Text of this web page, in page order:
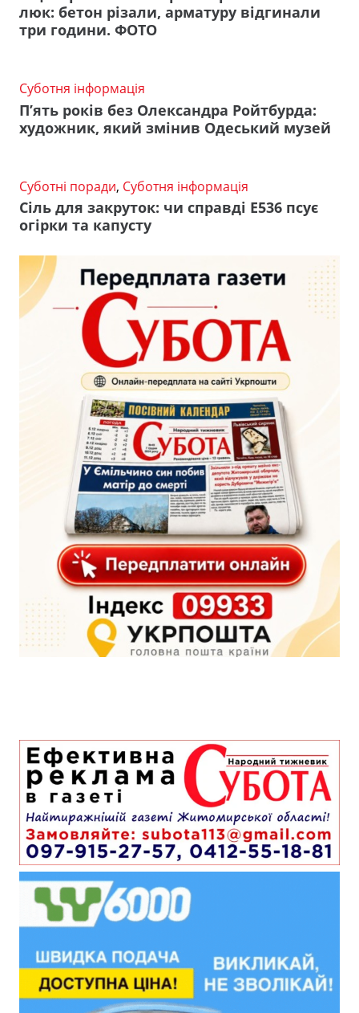
люк: бетон різали, арматуру відгинали
три години. ФОТО
Суботня інформація
П’ять років без Олександра Ройтбурда:
художник, який змінив Одеський музей
Суботні поради, Суботня інформація
Сіль для закруток: чи справді Е536 псує
огірки та капусту